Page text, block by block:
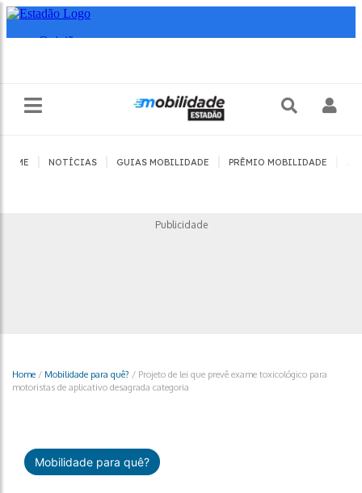
HOME NOTÍCIAS GUIAS MOBILIDADE PRÊMIO MOBILIDADE
Publicidade
Home / Mobilidade para quê? / Projeto de lei que prevê exame toxicológico para
motoristas de aplicativo desagrada categoria
Mobilidade para quê?